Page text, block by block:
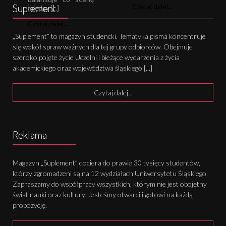
między [...]
Suplement
„Suplement” to magazyn studencki. Tematyka pisma koncentruje
się wokół spraw ważnych dla tej grupy odbiorców. Obejmuje
szeroko pojęte życie Uczelni i bieżące wydarzenia z życia
akademickiego oraz województwa śląskiego [...]
Czytaj dalej...
Reklama
Magazyn „Suplement” dociera do prawie 30 tysięcy studentów,
którzy zgromadzeni są na 12 wydziałach Uniwersytetu Śląskiego.
Zapraszamy do współpracy wszystkich, którym nie jest obojętny
świat nauki oraz kultury. Jesteśmy otwarci i gotowi na każdą
propozycję.